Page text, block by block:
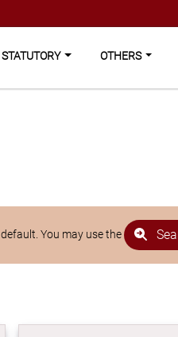
STATUTORY OTHERS
You may use the